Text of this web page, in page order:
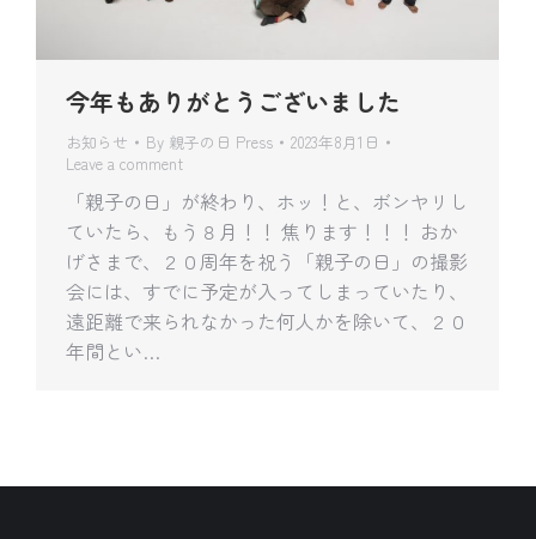
今年もありがとうございました
お知らせ By 親子の日 Press
2023年8月1日
Leave a comment
「親子の日」が終わり、ホッ！と、ボンヤリし
ていたら、もう８月！！ 焦ります！！！ おか
げさまで、２０周年を祝う「親子の日」の撮影
会には、すでに予定が入ってしまっていたり、
遠距離で来られなかった何人かを除いて、２０
年間とい…